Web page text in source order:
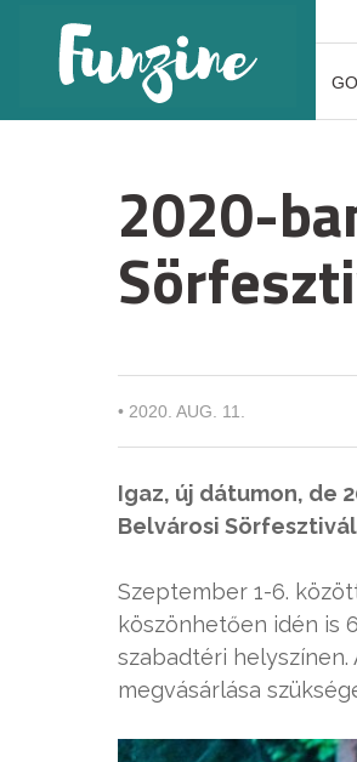
2020-
• 2020. AUG. 11.
Igaz, új dátumon, de
Belvárosi
Szeptember 1-6.
köszönhetően idén is
szabadtéri
megvásárlása